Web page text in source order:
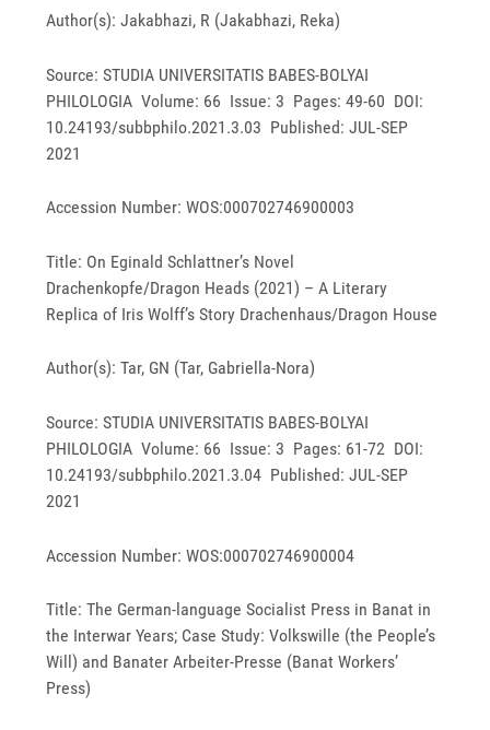
Author(s): Jakabhazi, R (Jakabhazi, Reka)
Source: STUDIA UNIVERSITATIS BABES-BOLYAI
PHILOLOGIA Volume: 66 Issue: 3 Pages: 49-60 DOI:
10.24193/subbphilo.2021.3.03 Published: JUL-SEP
2021
Accession Number: WOS:000702746900003
Title: On Eginald Schlattner’s Novel
Drachenkopfe/Dragon Heads (2021) – A Literary
Replica of Iris Wolff’s Story Drachenhaus/Dragon House
Author(s): Tar, GN (Tar, Gabriella-Nora)
Source: STUDIA UNIVERSITATIS BABES-BOLYAI
PHILOLOGIA Volume: 66 Issue: 3 Pages: 61-72 DOI:
10.24193/subbphilo.2021.3.04 Published: JUL-SEP
2021
Accession Number: WOS:000702746900004
Title: The German-language Socialist Press in Banat in
the Interwar Years; Case Study: Volkswille (the People’s
Will) and Banater Arbeiter-Presse (Banat Workers’
Press)